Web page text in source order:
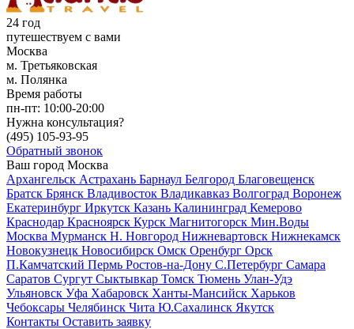
24 год
путешествуем с вами
Москва
м. Третьяковская
м. Полянка
Время работы
пн-пт: 10:00-20:00
Нужна консультация?
(495) 105-93-95
Обратный звонок
Ваш город Москва
Архангельск Астрахань Барнаул Белгород Благовещенск
Братск Брянск Владивосток Владикавказ Волгоград Воронеж
Екатеринбург Иркутск Казань Калининград Кемерово
Краснодар Красноярск Курск Магнитогорск Мин.Воды
Москва Мурманск Н. Новгород Нижневартовск Нижнекамск
Новокузнецк Новосибирск Омск Оренбург Орск
П.Камчатский Пермь Ростов-на-Дону С.Петербург Самара
Саратов Сургут Сыктывкар Томск Тюмень Улан-Удэ
Ульяновск Уфа Хабаровск Ханты-Мансийск Харьков
Чебоксары Челябинск Чита Ю.Сахалинск Якутск
Контакты Оставить заявку